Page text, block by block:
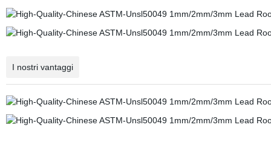
I nostri vantaggi